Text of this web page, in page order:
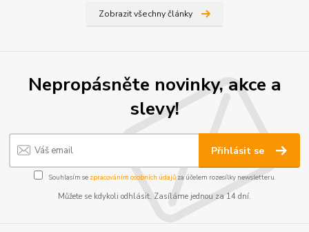
Zobrazit všechny články
Nepropásněte novinky, akce a
slevy!
Přihlásit se
Souhlasím se zpracováním osobních údajůza účelem rozesílky newsletteru.
Můžete se kdykoli odhlásit. Zasíláme jednou za 14 dní.